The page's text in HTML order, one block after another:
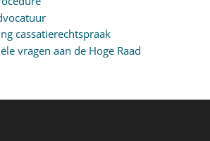
cassatierechtspraak
vragen aan de Hoge Raad